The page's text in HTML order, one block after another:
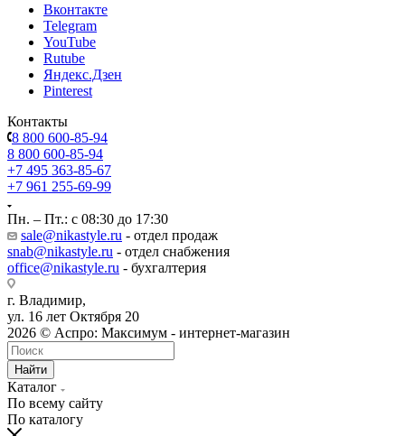
Вконтакте
Telegram
YouTube
Rutube
Яндекс.Дзен
Pinterest
Контакты
8 800 600-85-94
8 800 600-85-94
+7 495 363-85-67
+7 961 255-69-99
Пн. – Пт.: с 08:30 до 17:30
sale@nikastyle.ru - отдел продаж
snab@nikastyle.ru - отдел снабжения
office@nikastyle.ru - бухгалтерия
г. Владимир,
ул. 16 лет Октября 20
2026 © Аспро: Максимум - интернет-магазин
Найти
Каталог
По всему сайту
По каталогу